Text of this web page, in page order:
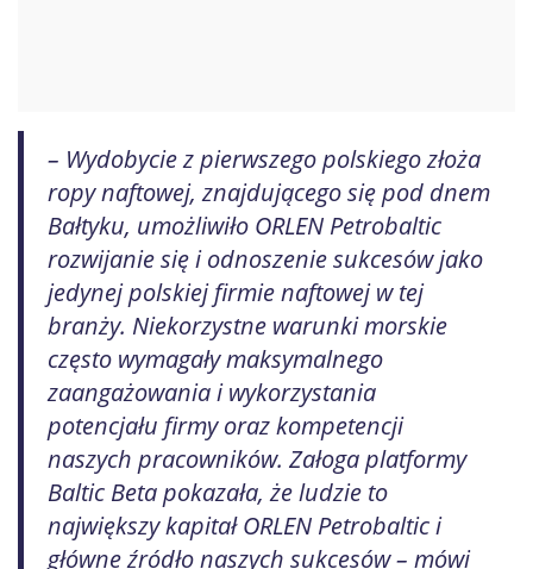
– Wydobycie z pierwszego polskiego złoża
ropy naftowej, znajdującego się pod dnem
Bałtyku, umożliwiło ORLEN Petrobaltic
rozwijanie się i odnoszenie sukcesów jako
jedynej polskiej firmie naftowej w tej
branży. Niekorzystne warunki morskie
często wymagały maksymalnego
zaangażowania i wykorzystania
potencjału firmy oraz kompetencji
naszych pracowników. Załoga platformy
Baltic Beta pokazała, że ludzie to
największy kapitał ORLEN Petrobaltic i
główne źródło naszych sukcesów – mówi